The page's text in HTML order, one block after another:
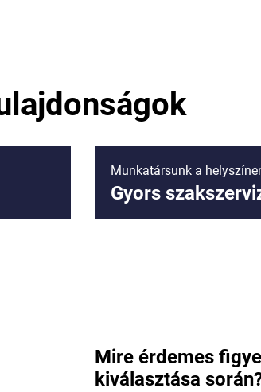
Munkatársunk a
Gyors
Mire érdemes
kiválasztása